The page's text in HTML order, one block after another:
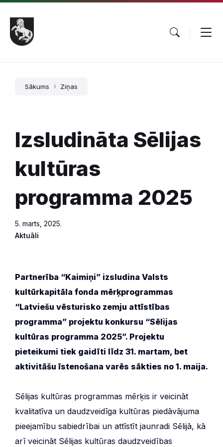
Pāriet
saturu
Skip
main
navigation
Skip
footer
Sākums Ziņas
Izsludināta Sēlijas
kultūras
programma 2025
5. marts, 2025.
Aktuāli
Partnerība “Kaimiņi” izsludina Valsts
kultūrkapitāla fonda mērķprogrammas
“Latviešu vēsturisko zemju attīstības
programma” projektu konkursu “Sēlijas
kultūras programma 2025”. Projektu
pieteikumi tiek gaidīti līdz 31. martam, bet
aktivitāšu īstenošana varēs sākties no 1. maija.
Sēlijas kultūras programmas mērķis ir veicināt
kvalitatīva un daudzveidīga kultūras piedāvājuma
pieejamību sabiedrībai un attīstīt jaunradi Sēlijā, kā
arī veicināt Sēlijas kultūras daudzveidības